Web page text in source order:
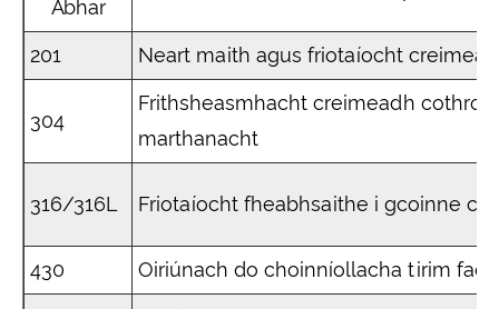
Ábhar
201 Neart maith agus friotaíocht
304
Frithsheasmhacht creimeadh
marthanacht
316/316L Friotaíocht fheabhsaithe i gcoinne
430 Oiriúnach do choinníollacha tirim faoi